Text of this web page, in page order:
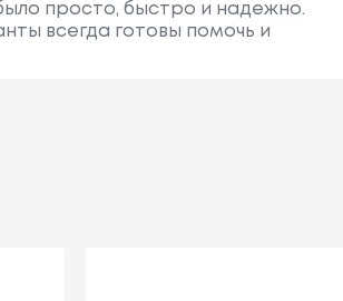
просто, быстро и надежно.
всегда готовы помочь и